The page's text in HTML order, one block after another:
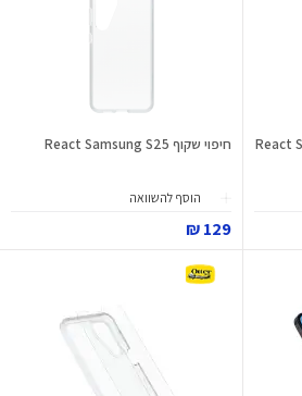
חיפוי שקוף React Samsung S25
הוסף להשוואה
129 ₪